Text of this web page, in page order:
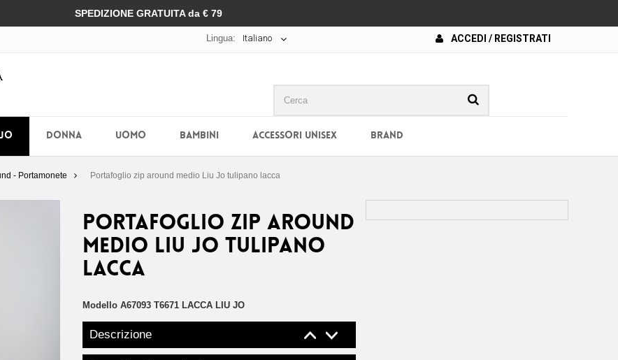
SPEDIZIONE GRATUITA da € 79
ACCEDI / REGISTRATI
Lingua: Italiano
DONNA UOMO BAMBINI ACCESSORI UNISEX BRAND
- Portamonete Portafoglio zip around medio Liu Jo tulipano lacca
Portafoglio zip around
medio Liu Jo tulipano
lacca
Modello A67093 T6671 LACCA LIU JO
Descrizione